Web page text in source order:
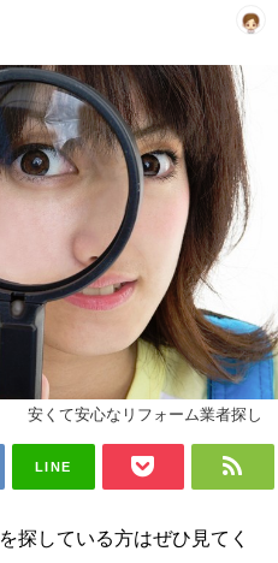
安くて安心なリフォーム業者探し
LINE
を探している方はぜひ見てく